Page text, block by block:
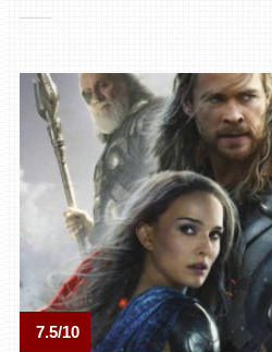
7.5/10